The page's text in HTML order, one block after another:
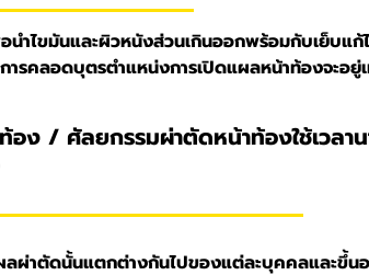
นำไขมันและผิวหนังส่วนเกินออกพร้อมกับเย็บแก้
รคลอดบุตรตำแหน่งการเปิดแผลหน้าท้องจะอยู่เ
อง / ศัลยกรรมผ่าตัดหน้าท้องใช้เวลาน
ลผ่าตัดนั้นแตกต่างกันไปของแต่ละบุคคลและขึ้น